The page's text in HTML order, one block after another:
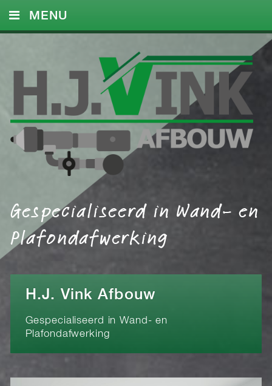
Gespecialiseerd in Wand- en
Plafondafwerking
MENU
DIENSTEN
REFERENTIES
CONTACT
H.J. Vink Afbouw
Gespecialiseerd in Wand- en
Plafondafwerking